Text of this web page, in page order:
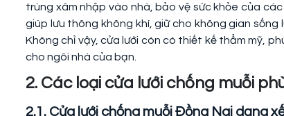
trùng xâm nhập vào nhà, bảo vệ sức khỏe của
giúp lưu thông không khí, giữ cho không gian
Không chỉ vậy, cửa lưới còn có thiết kế thẩm mỹ,
cho ngôi nhà của bạn.
2. Các loại cửa lưới chống muỗi
2.1. Cửa lưới chống muỗi Đồng Nai dạng